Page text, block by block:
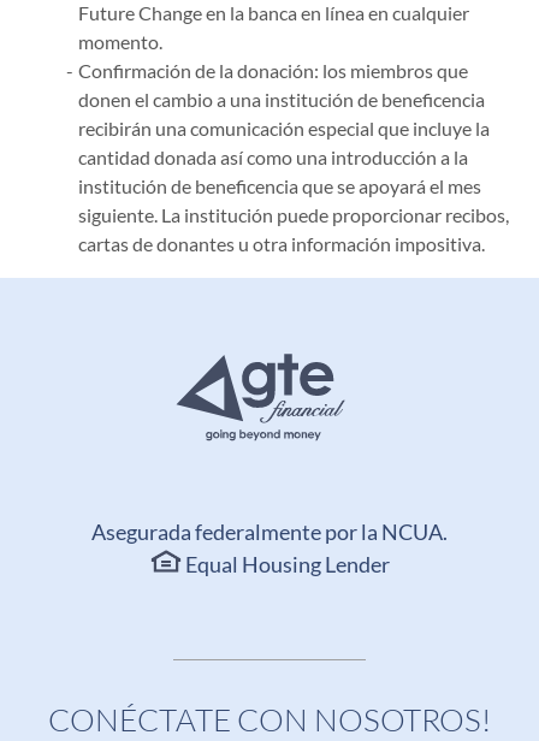
Future Change en la banca en línea en cualquier
momento.
Confirmación de la donación: los miembros que
donen el cambio a una institución de beneficencia
recibirán una comunicación especial que incluye la
cantidad donada así como una introducción a la
institución de beneficencia que se apoyará el mes
siguiente. La institución puede proporcionar recibos,
cartas de donantes u otra información impositiva.
Asegurada federalmente por la NCUA.
Equal Housing Lender
CONÉCTATE CON NOSOTROS!